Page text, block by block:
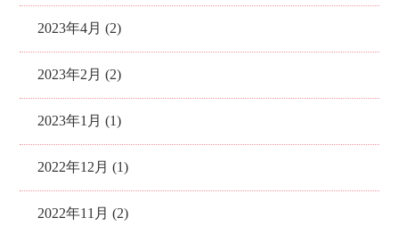
2023年4月 (2)
2023年2月 (2)
2023年1月 (1)
2022年12月 (1)
2022年11月 (2)